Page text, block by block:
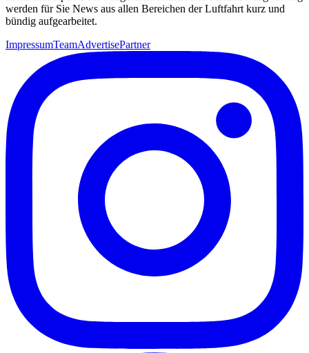
werden für Sie News aus allen Bereichen der Luftfahrt kurz und
bündig aufgearbeitet.
ImpressumTeamAdvertisePartner